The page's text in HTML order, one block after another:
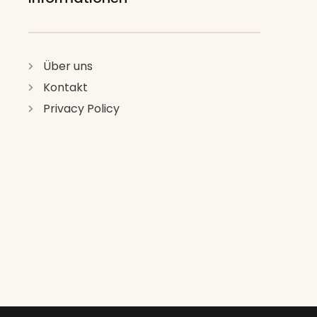
Über uns
Kontakt
Privacy Policy